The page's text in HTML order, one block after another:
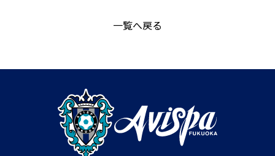
一覧へ戻る